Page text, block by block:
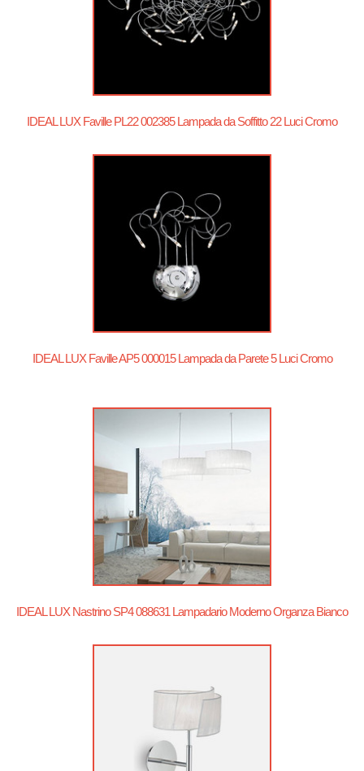
IDEAL LUX Faville PL22 002385 Lampada da Soffitto 22 Luci Cromo
IDEAL LUX Faville AP5 000015 Lampada da Parete 5 Luci Cromo
IDEAL LUX Nastrino SP4 088631 Lampadario Moderno Organza Bianco